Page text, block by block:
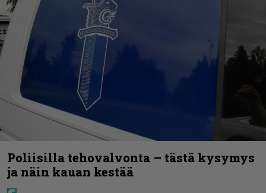
Poliisilla tehovalvonta – tästä kysymys
ja näin kauan kestää